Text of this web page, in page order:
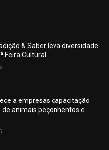
& Saber leva diversidade
Feira Cultural
a empresas capacitação
de animais peçonhentos e